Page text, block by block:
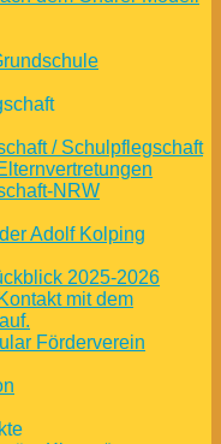
/ Schulpflegschaft
NRW
Adolf Kolping
2025-2026
mit dem
Förderverein